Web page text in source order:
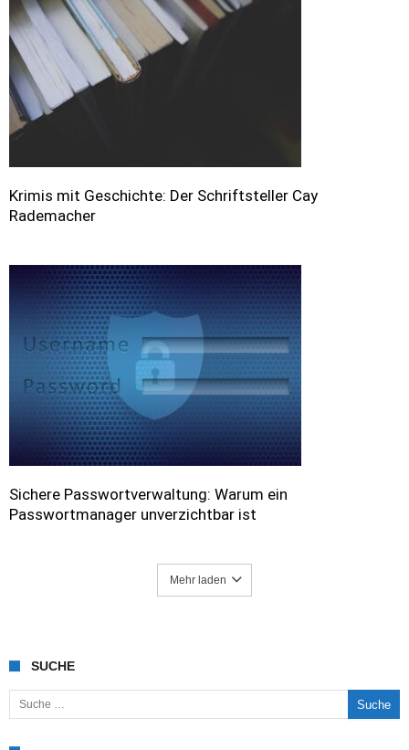
Krimis mit Geschichte: Der Schriftsteller Cay
Rademacher
Sichere Passwortverwaltung: Warum ein
Passwortmanager unverzichtbar ist
Mehr laden
SUCHE
Suche nach: